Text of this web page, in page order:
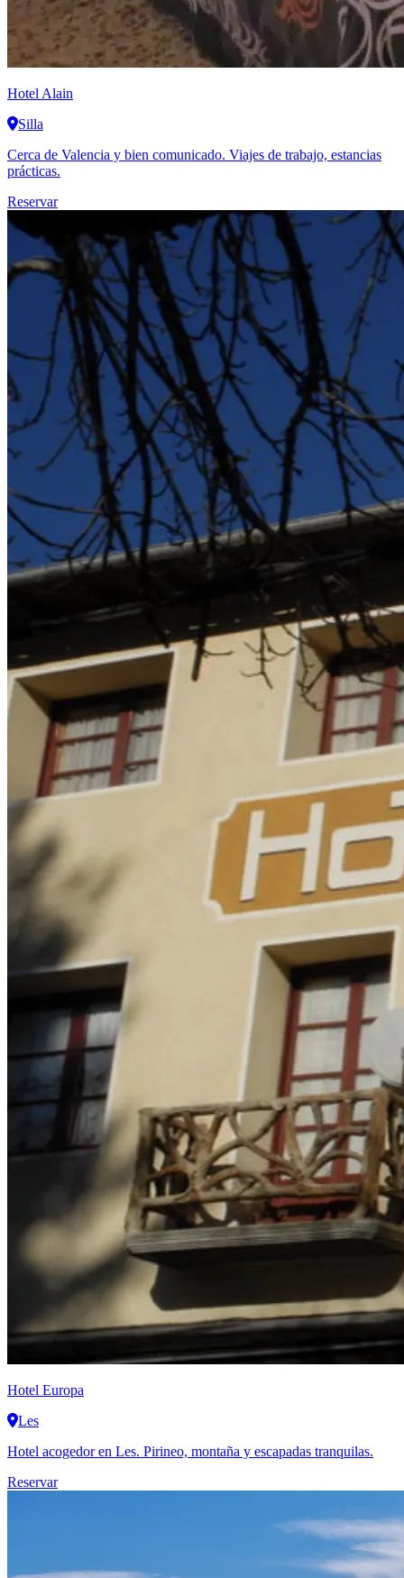
Hotel Alain
Silla
Cerca de Valencia y bien comunicado. Viajes de trabajo, estancias
prácticas.
Reservar
Hotel Europa
Les
Hotel acogedor en Les. Pirineo, montaña y escapadas tranquilas.
Reservar